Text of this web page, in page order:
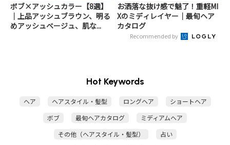
ボブ×アッシュカラー【8選】
｜上品アッシュブラウン、明る
めアッシュベージュ、肌な...
お洒落な抜け感で魅了！重軽MI
Xのミディレイヤー｜最旬ヘア
カタログ
Recommended by
Hot Keywords
ヘア ヘアスタイル・髪型 ロングヘア
ショートヘア
ボブ
最旬ヘアカタログ
ミディアムヘア
その他（ヘアスタイル・髪型）
占い